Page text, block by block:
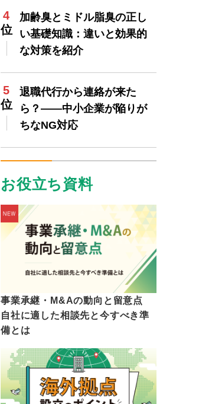
加齢臭とミドル脂臭の正し
い基礎知識：違いと効果的
な対策を紹介
退職代行から連絡が来た
ら？——中小企業が陥りが
ちなNG対応
お役立ち資料
事業承継・M&Aの動向と留意点
自社に適した相談先と今すべき準
備とは